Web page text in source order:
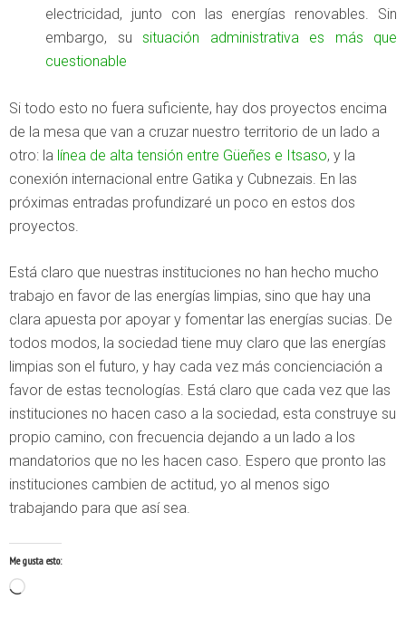
electricidad, junto con las energías renovables. Sin
embargo, su situación administrativa es más que
cuestionable
Si todo esto no fuera suficiente, hay dos proyectos encima
de la mesa que van a cruzar nuestro territorio de un lado a
otro: la línea de alta tensión entre Güeñes e Itsaso, y la
conexión internacional entre Gatika y Cubnezais. En las
próximas entradas profundizaré un poco en estos dos
proyectos.
Está claro que nuestras instituciones no han hecho mucho
trabajo en favor de las energías limpias, sino que hay una
clara apuesta por apoyar y fomentar las energías sucias. De
todos modos, la sociedad tiene muy claro que las energías
limpias son el futuro, y hay cada vez más concienciación a
favor de estas tecnologías. Está claro que cada vez que las
instituciones no hacen caso a la sociedad, esta construye su
propio camino, con frecuencia dejando a un lado a los
mandatorios que no les hacen caso. Espero que pronto las
instituciones cambien de actitud, yo al menos sigo
trabajando para que así sea.
Me gusta esto:
Cargando...